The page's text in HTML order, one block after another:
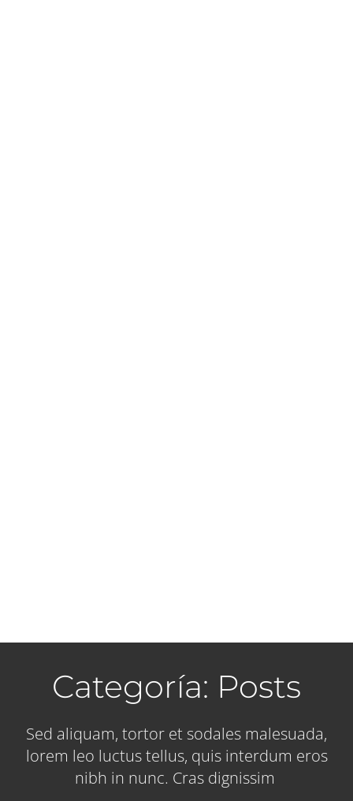
Categoría: Posts
Sed aliquam, tortor et sodales malesuada,
lorem leo luctus tellus, quis interdum eros
nibh in nunc. Cras dignissim